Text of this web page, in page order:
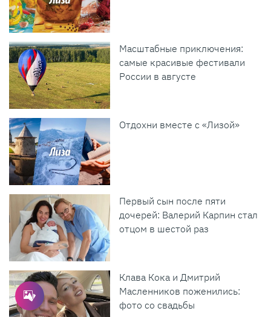
Масштабные приключения:
самые красивые фестивали
России в августе
Отдохни вместе с «Лизой»
Первый сын после пяти
дочерей: Валерий Карпин стал
отцом в шестой раз
Клава Кока и Дмитрий
Масленников поженились:
фото со свадьбы